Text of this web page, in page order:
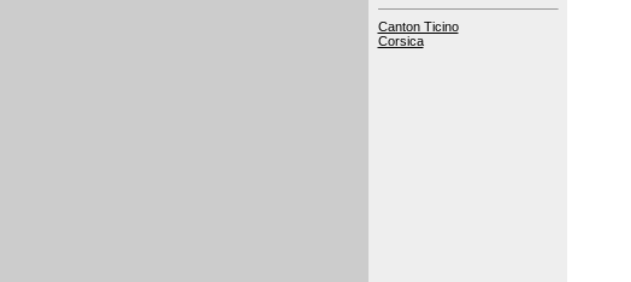
Canton Ticino
Corsica